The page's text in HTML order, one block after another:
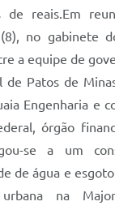
de reais.Em
no gabinete
a equipe de
de Patos de
Engenharia e
órgão
se a um
de água e
urbana na